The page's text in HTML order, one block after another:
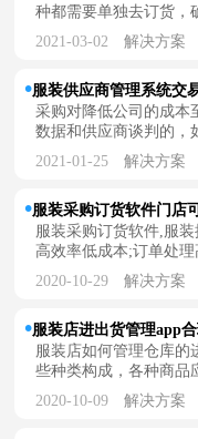
种都需要单独去订货，
2021-03-02 解决方案
服装供应商管理系统交
采购对降低公司的成本
数据和供应商谈判的，
2021-01-25 解决方案
服装采购订货软件门店
服装采购订货软件,服
高效率低成本;订单处理
2020-10-29 解决方案
服装店进出货管理app
服装店如何管理仓库的
些种类构成，各种商品
2020-10-09 解决方案